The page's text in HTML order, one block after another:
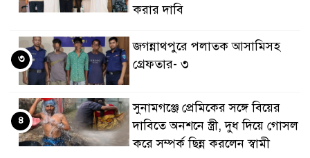
করার দাবি
জগন্নাথপুরে পলাতক আসামিসহ
গ্রেফতার- ৩
৩
সুনামগঞ্জে প্রেমিকের সঙ্গে বিয়ের
দাবিতে অনশনে স্ত্রী, দুধ দিয়ে গোসল
করে সম্পর্ক ছিন্ন করলেন স্বামী
৪